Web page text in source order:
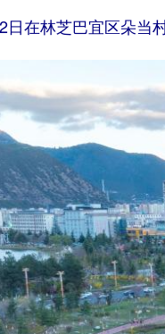
日在林芝巴宜区朵当